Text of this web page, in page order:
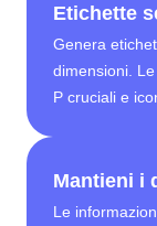
Etichette
Genera
dimensioni.
P cruciali e
Mantieni i
Le